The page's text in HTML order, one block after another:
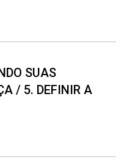
SUAS
/ 5. DEFINIR A